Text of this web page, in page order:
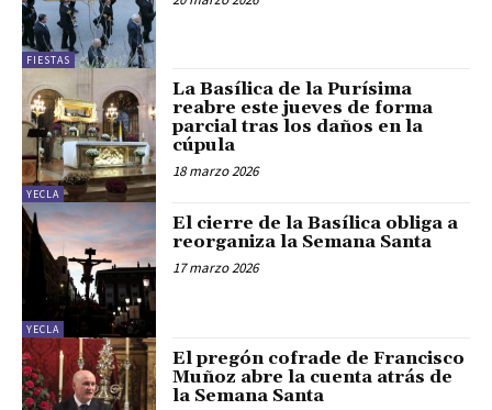
FIESTAS
YECLA
La Basílica de la Purísima
reabre este jueves de forma
parcial tras los daños en la
cúpula
18 marzo 2026
YECLA
El cierre de la Basílica obliga a
reorganiza la Semana Santa
17 marzo 2026
El pregón cofrade de Francisco
Muñoz abre la cuenta atrás de
la Semana Santa